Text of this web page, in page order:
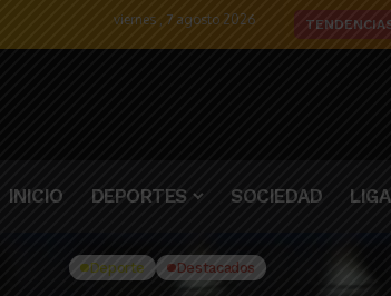
viernes , 7 agosto 2026
INICIO DEPORTES SOCIEDAD
Deporte Destacados